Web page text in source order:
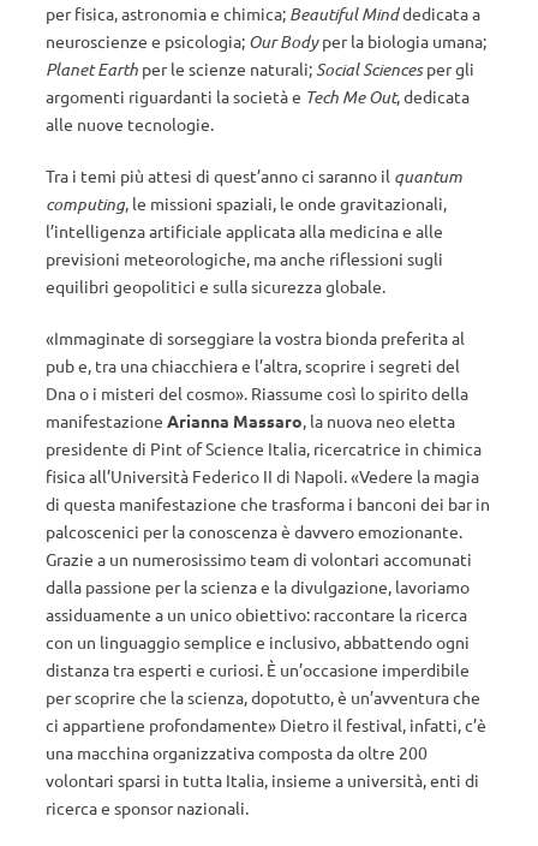
per fisica, astronomia e chimica; Beautiful Minddedicata a
neuroscienze e psicologia; Our Bodyper la biologia umana;
Planet Earth per le scienze naturali;Social Sciencesper gli
argomenti riguardanti la società e Tech Me Out, dedicata
alle nuove tecnologie.
Tra i temi più attesi di quest’anno ci saranno il quantum
computing, le missioni spaziali, le onde gravitazionali,
l’intelligenza artificiale applicata alla medicina e alle
previsioni meteorologiche, ma anche riflessioni sugli
equilibri geopolitici e sulla sicurezza globale.
«Immaginate di sorseggiare la vostra bionda preferita al
pub e, tra una chiacchiera e l’altra, scoprire i segreti del
Dna o i misteri del cosmo». Riassume così lo spirito della
manifestazione Arianna Massaro, la nuova neo eletta
presidente di Pint of Science Italia, ricercatrice in chimica
fisica all’Università Federico II di Napoli. «Vedere la magia
di questa manifestazione che trasforma i banconi dei bar in
palcoscenici per la conoscenza è davvero emozionante.
Grazie a un numerosissimo team di volontari accomunati
dalla passione per la scienza e la divulgazione, lavoriamo
assiduamente a un unico obiettivo: raccontare la ricerca
con un linguaggio semplice e inclusivo, abbattendo ogni
distanza tra esperti e curiosi. È un’occasione imperdibile
per scoprire che la scienza, dopotutto, è un’avventura che
ci appartiene profondamente» Dietro il festival, infatti, c’è
una macchina organizzativa composta da oltre 200
volontari sparsi in tutta Italia, insieme a università, enti di
ricerca e sponsor nazionali.